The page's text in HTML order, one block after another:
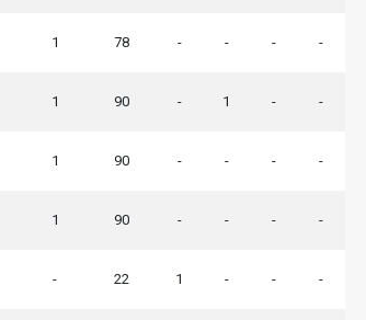
1 78 - - - -
1 90 - 1 - -
1 90 - - - -
1 90 - - - -
- 22 1 - - -